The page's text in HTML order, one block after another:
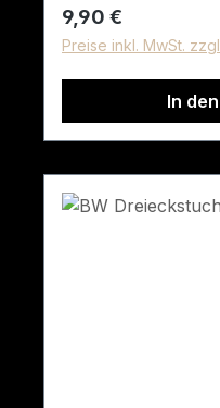
Regulärer Preis:
9,90 €
Preise inkl. MwSt.
In